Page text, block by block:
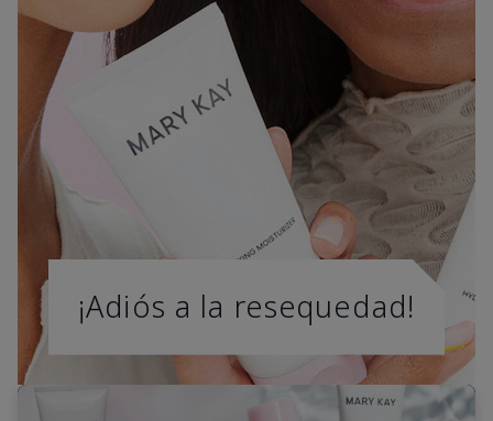
¡Adiós a la resequedad!